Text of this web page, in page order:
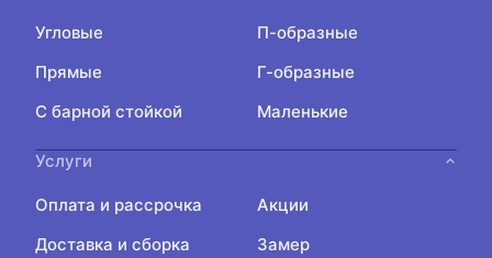
Угловые
П-образные
Прямые
Г-образные
С барной стойкой
Маленькие
Услуги
Оплата и рассрочка
Акции
Доставка и сборка
Замер